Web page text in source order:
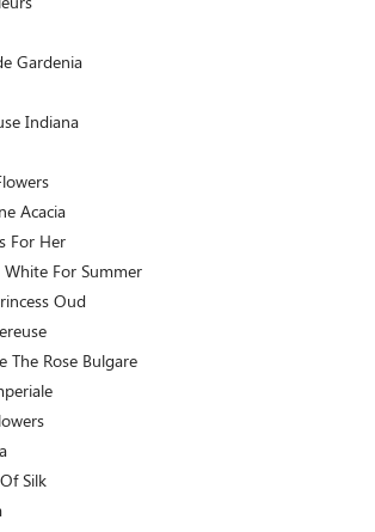
Gardenia
Indiana
Acacia
For Her
For Summer
Oud
The Rose Bulgare
Silk